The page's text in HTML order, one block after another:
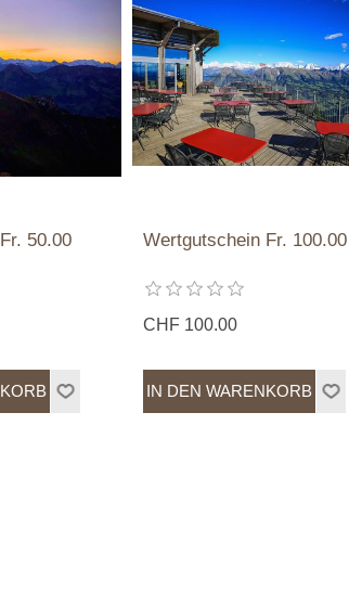
50.00 Wertgutschein Fr. 100.00
CHF 100.00